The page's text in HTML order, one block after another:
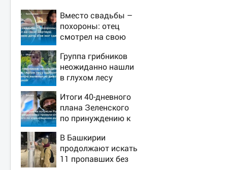
Вместо свадьбы –
похороны: отец
смотрел на свою
дочь и не мог
сдержать слезы
Группа грибников
неожиданно нашли
в глухом лесу
испуганную
маленькую девочку
с игрушкой
Итоги 40-дневного
плана Зеленского
по принуждению к
Россия, полный
разбор провала
операции Украины
В Башкирии
продолжают искать
11 пропавших без